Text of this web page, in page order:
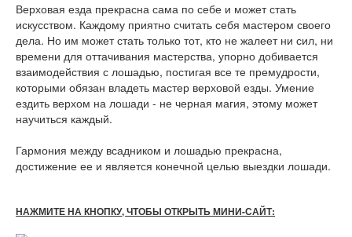
Верховая езда прекрасна сама по себе и может стать
искусством. Каждому приятно считать себя мастером своего
дела. Но им может стать только тот, кто не жалеет ни сил, ни
времени для оттачивания мастерства, упорно добивается
взаимодействия с лошадью, постигая все те премудрости,
которыми обязан владеть мастер верховой езды. Умение
ездить верхом на лошади - не черная магия, этому может
научиться каждый.
Гармония между всадником и лошадью прекрасна,
достижение ее и является конечной целью выездки лошади.
НАЖМИТЕ НА КНОПКУ, ЧТОБЫ ОТКРЫТЬ МИНИ-САЙТ: